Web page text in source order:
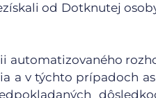
od Dotknutej
automatizovaného
a v týchto prípadoch